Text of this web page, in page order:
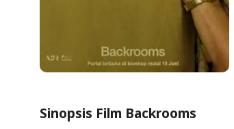
Sinopsis Film Backrooms